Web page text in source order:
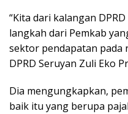
“Kita dari kalangan
langkah dari Pemkab
sektor pendapatan pada
DPRD Seruyan Zuli Eko
Dia mengungkapkan,
baik itu yang berupa